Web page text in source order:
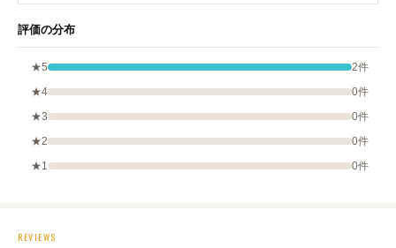
評価の分布
★5
2件
★4
0件
★3
0件
★2
0件
★1
0件
REVIEWS